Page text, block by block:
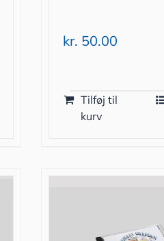
kr. 50.00
Tilføj til
kurv